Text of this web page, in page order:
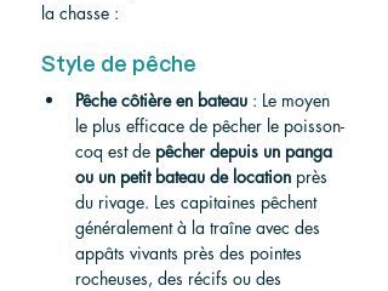
la chasse :
Style de pêche
Pêche côtière en bateau : Le moyen
le plus efficace de pêcher le poisson-
coq est de pêcher depuis un panga
ou un petit bateau de location près
du rivage. Les capitaines pêchent
généralement à la traîne avec des
appâts vivants près des pointes
rocheuses, des récifs ou des